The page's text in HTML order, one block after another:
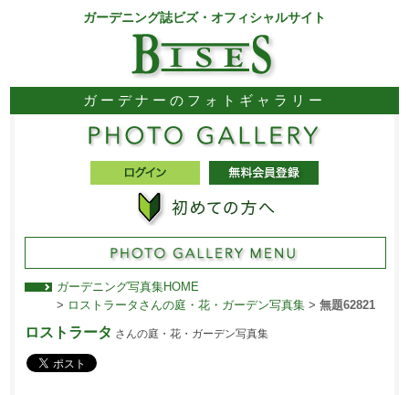
ガーデニング誌ビズ・オフィシャルサイト
ガーデナーのフォトギャラリー
ガーデニング写真集HOME
> ロストラータさんの庭・花・ガーデン写真集> 無題62821
ロストラータ さんの庭・花・ガーデン写真集